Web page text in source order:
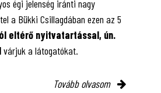
égi jelenség iránti nagy
a Bükki Csillagdában ezen az 5
eltérő nyitvatartással, ún.
várjuk a látogatókat.
Tovább olvasom